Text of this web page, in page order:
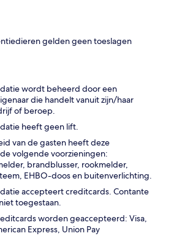
gelden geen toeslagen
wordt beheerd door een
die handelt vanuit zijn/haar
of beroep.
heeft geen lift.
van de gasten heeft deze
volgende voorzieningen:
brandblusser, rookmelder,
EHBO-doos en buitenverlichting.
accepteert creditcards. Contante
toegestaan.
worden geaccepteerd: Visa,
Express, Union Pay